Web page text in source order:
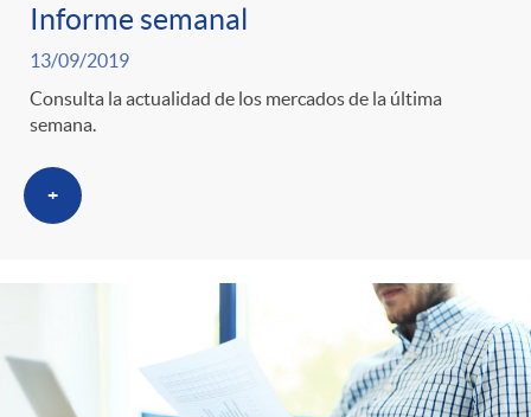
Informe semanal
13/09/2019
Consulta la actualidad de los mercados de la última
semana.
+